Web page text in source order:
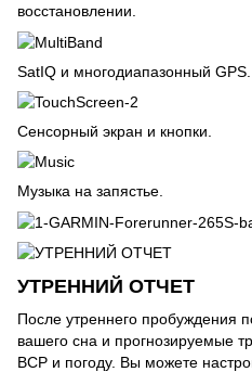
восстановлении.
SatIQ и многодиапазонный GPS.
Сенсорный экран и кнопки.
Музыка на запястье.
УТРЕННИЙ ОТЧЕТ
После утреннего пробуждения
вашего сна и прогнозируемые
ВСР и погоду. Вы можете